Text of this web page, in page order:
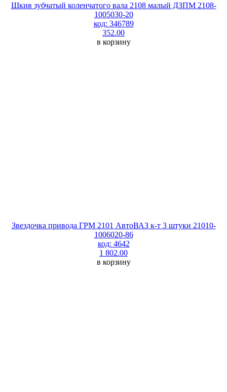
Шкив зубчатый коленчатого вала 2108 малый ДЗПМ 2108-
1005030-20
код: 346789
352.00
в корзину
Звездочка привода ГРМ 2101 АвтоВАЗ к-т 3 штуки 21010-
1006020-86
код: 4642
1 802.00
в корзину